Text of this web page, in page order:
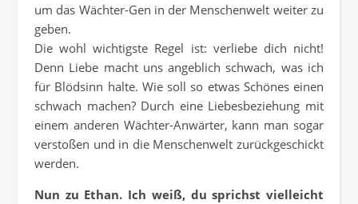
um das Wächter-Gen in der Menschenwelt weiter zu
geben.
Die wohl wichtigste Regel ist: verliebe dich nicht!
Denn Liebe macht uns angeblich schwach, was ich
für Blödsinn halte. Wie soll so etwas Schönes einen
schwach machen? Durch eine Liebesbeziehung mit
einem anderen Wächter-Anwärter, kann man sogar
verstoßen und in die Menschenwelt zurückgeschickt
werden.
Nun zu Ethan. Ich weiß, du sprichst vielleicht